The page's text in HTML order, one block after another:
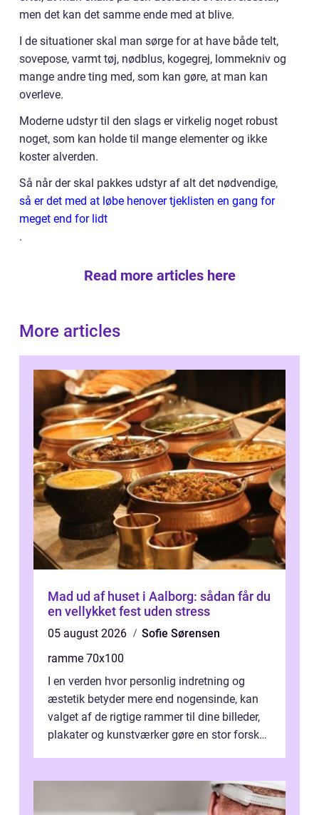
men det kan det samme ende med at blive.
I de situationer skal man sørge for at have både telt,
sovepose, varmt tøj, nødblus, kogegrej, lommekniv og
mange andre ting med, som kan gøre, at man kan
overleve.
Moderne udstyr til den slags er virkelig noget robust
noget, som kan holde til mange elementer og ikke
koster alverden.
Så når der skal pakkes udstyr af alt det nødvendige,
så er det med at løbe henover tjeklisten en gang for
meget end for lidt
.
Read more articles here
More articles
Mad ud af huset i Aalborg: sådan får du
en vellykket fest uden stress
05 august 2026
Sofie Sørensen
ramme 70x100
I en verden hvor personlig indretning og
æstetik betyder mere end nogensinde, kan
valget af de rigtige rammer til dine billeder,
plakater og kunstværker gøre en stor forskel.